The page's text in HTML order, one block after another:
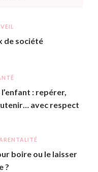
de société
: repérer,
avec respect
boire ou le laisser
?